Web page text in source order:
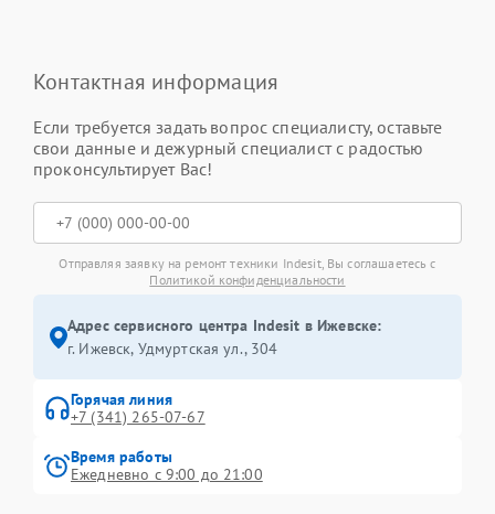
Контактная информация
Если требуется задать вопрос специалисту, оставьте
свои данные и дежурный специалист с радостью
проконсультирует Вас!
Отправляя заявку на ремонт техники Indesit, Вы соглашаетесь с
Политикой конфиденциальности
Адрес сервисного центра Indesit в Ижевске:
г. Ижевск, Удмуртская ул., 304
Горячая линия
+7 (341) 265-07-67
Время работы
Ежедневно с 9:00 до 21:00